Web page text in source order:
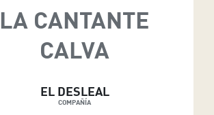
LA CANTANTE
CALVA
EL DESLEAL
COMPAÑÍA